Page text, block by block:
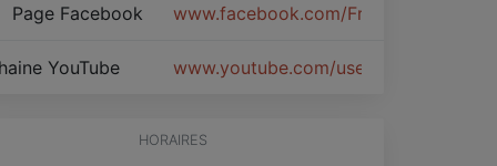
www.facebook.com/Freeride-
Page Facebook
www.youtube.com/user/
YouTube
HORAIRES